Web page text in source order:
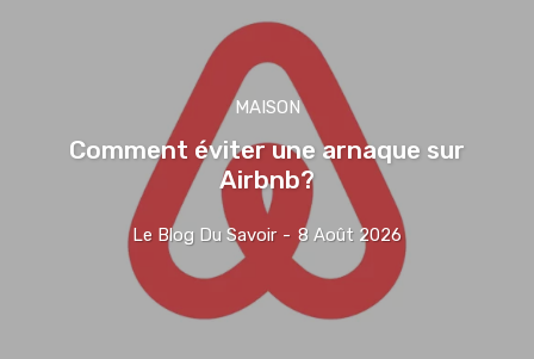
MAISON
Comment éviter une arnaque sur
Airbnb?
Le Blog Du Savoir - 8 Août 2026